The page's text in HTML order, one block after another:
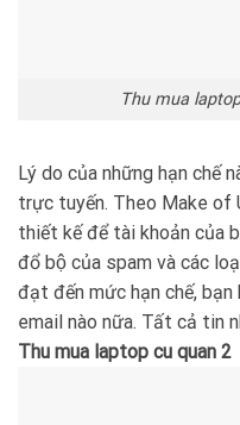
Thu mua
Lý do của những hạn chế
trực tuyến. Theo Make of
thiết kế để tài khoản của
đổ bộ của spam và các
đạt đến mức hạn chế,
email nào nữa. Tất cả tin
Thu mua laptop cu quan 2